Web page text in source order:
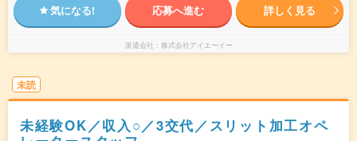
気になる! 応募へ進む 詳しく見る
派遣会社 株式会社アイエーイー
未読
未経験OK／収入○／3交代／スリット加工オペ